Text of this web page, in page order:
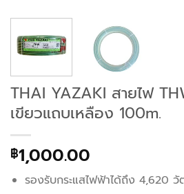
THAI YAZAKI สายไฟ
เขียวแถบเหลือง 100m.
฿1,000.00
รองรับกระแสไฟฟ้าได้ถึง 4,620